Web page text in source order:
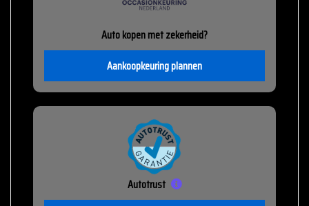
Auto kopen met zekerheid?
Aankoopkeuring plannen
Autotrust